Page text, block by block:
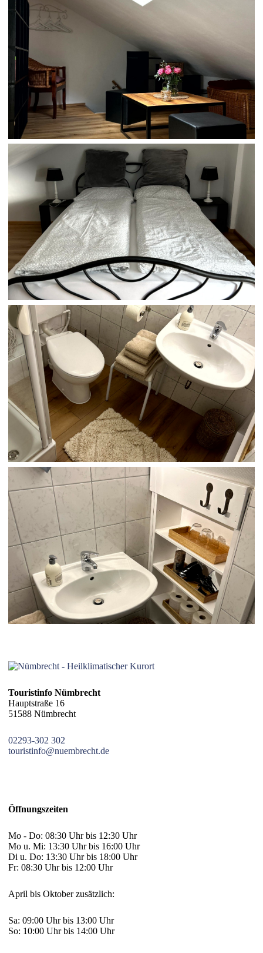
Touristinfo Nümbrecht
Hauptstraße 16
51588 Nümbrecht
02293-302 302
touristinfo@nuembrecht.de
Öffnungszeiten
Mo - Do: 08:30 Uhr bis 12:30 Uhr
Mo u. Mi: 13:30 Uhr bis 16:00 Uhr
Di u. Do: 13:30 Uhr bis 18:00 Uhr
Fr: 08:30 Uhr bis 12:00 Uhr
April bis Oktober zusätzlich:
Sa: 09:00 Uhr bis 13:00 Uhr
So: 10:00 Uhr bis 14:00 Uhr